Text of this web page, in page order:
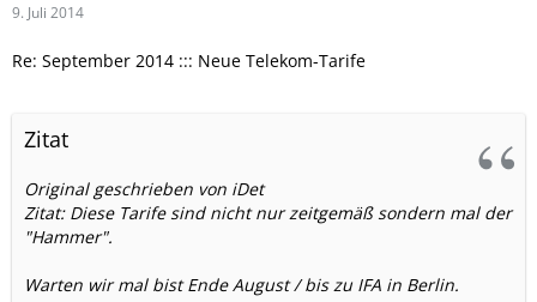
9. Juli 2014
Re: September 2014 ::: Neue Telekom-Tarife
Zitat
Original geschrieben von iDet
Zitat: Diese Tarife sind nicht nur zeitgemäß sondern mal der
"Hammer".
Warten wir mal bist Ende August / bis zu IFA in Berlin.